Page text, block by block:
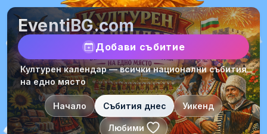
EventiBG.com
Добави събитие
Културен календар — всички национални събития
на едно място
Начало Събития днес Уикенд
Любими